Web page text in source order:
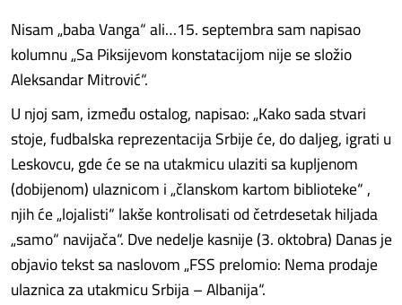
Nisam „baba Vanga“ ali…15. septembra sam napisao
kolumnu „Sa Piksijevom konstatacijom nije se složio
Aleksandar Mitrović“.
U njoj sam, između ostalog, napisao: „Kako sada stvari
stoje, fudbalska reprezentacija Srbije će, do daljeg, igrati u
Leskovcu, gde će se na utakmicu ulaziti sa kupljenom
(dobijenom) ulaznicom i „članskom kartom biblioteke“ ,
njih će „lojalisti“ lakše kontrolisati od četrdesetak hiljada
„samo“ navijača“. Dve nedelje kasnije (3. oktobra) Danas je
objavio tekst sa naslovom „FSS prelomio: Nema prodaje
ulaznica za utakmicu Srbija – Albanija“.